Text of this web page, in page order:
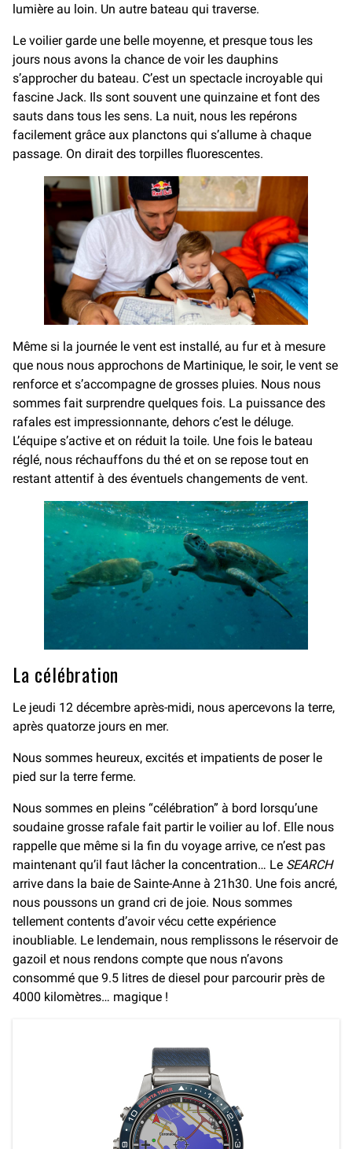
lumière au loin. Un autre bateau qui traverse.
Le voilier garde une belle moyenne, et presque tous les
jours nous avons la chance de voir les dauphins
s’approcher du bateau. C’est un spectacle incroyable qui
fascine Jack. Ils sont souvent une quinzaine et font des
sauts dans tous les sens. La nuit, nous les repérons
facilement grâce aux planctons qui s’allume à chaque
passage. On dirait des torpilles fluorescentes.
Même si la journée le vent est installé, au fur et à mesure
que nous nous approchons de Martinique, le soir, le vent se
renforce et s’accompagne de grosses pluies. Nous nous
sommes fait surprendre quelques fois. La puissance des
rafales est impressionnante, dehors c’est le déluge.
L’équipe s’active et on réduit la toile. Une fois le bateau
réglé, nous réchauffons du thé et on se repose tout en
restant attentif à des éventuels changements de vent.
La célébration
Le jeudi 12 décembre après-midi, nous apercevons la terre,
après quatorze jours en mer.
Nous sommes heureux, excités et impatients de poser le
pied sur la terre ferme.
Nous sommes en pleins “célébration” à bord lorsqu’une
soudaine grosse rafale fait partir le voilier au lof. Elle nous
rappelle que même si la fin du voyage arrive, ce n’est pas
maintenant qu’il faut lâcher la concentration… Le SEARCH
arrive dans la baie de Sainte-Anne à 21h30. Une fois ancré,
nous poussons un grand cri de joie. Nous sommes
tellement contents d’avoir vécu cette expérience
inoubliable. Le lendemain, nous remplissons le réservoir de
gazoil et nous rendons compte que nous n’avons
consommé que 9.5 litres de diesel pour parcourir près de
4000 kilomètres… magique !